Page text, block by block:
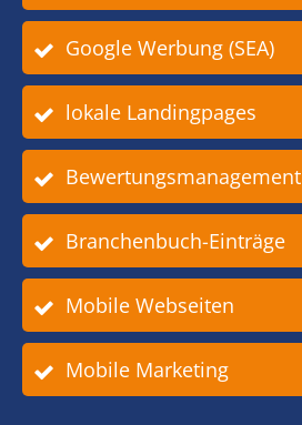
Google Werbung (SEA)
lokale Landingpages
Bewertungsmanagement
Branchenbuch-Einträge
Mobile Webseiten
Mobile Marketing